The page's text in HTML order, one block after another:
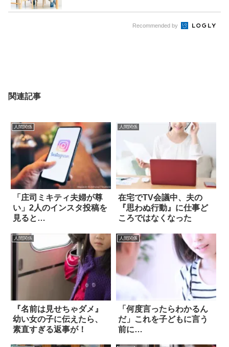
Recommended by
関連記事
人間関係
「庄司ミキティ夫婦が尊
い」2人のインスタ投稿を
見ると…
人間関係
在宅でTV会議中、夫の
『思わぬ行動』に仕事ど
ころではなくなった
人間関係
『名前は見せちゃダメ』
幼い女の子に伝えたら、
素直すぎる返事が！
人間関係
「何度言ったらわかるん
だ」これを子どもに言う
前に…